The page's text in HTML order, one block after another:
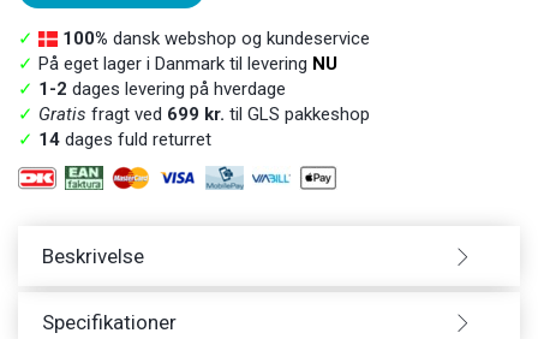
✓ 100% dansk webshop og kundeservice
✓ På eget lager i Danmark til levering NU
✓ 1-2 dages levering på hverdage
✓ Gratis fragt ved 699 kr. til GLS pakkeshop
✓ 14 dages fuld returret
Beskrivelse
Specifikationer